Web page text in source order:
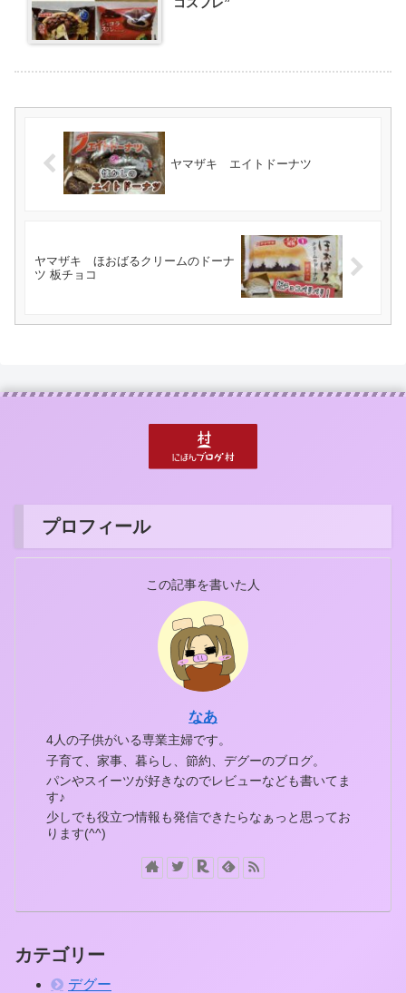
コスフレ”
ヤマザキ エイトドーナツ
ヤマザキ ほおばるクリームのドーナ
ツ 板チョコ
プロフィール
この記事を書いた人
なあ
4人の子供がいる専業主婦です。
子育て、家事、暮らし、節約、デグーのブログ。
パンやスイーツが好きなのでレビューなども書いてま
す♪
少しでも役立つ情報も発信できたらなぁっと思ってお
ります(^^)
カテゴリー
デグー